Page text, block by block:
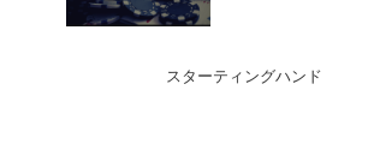
スターティングハンド